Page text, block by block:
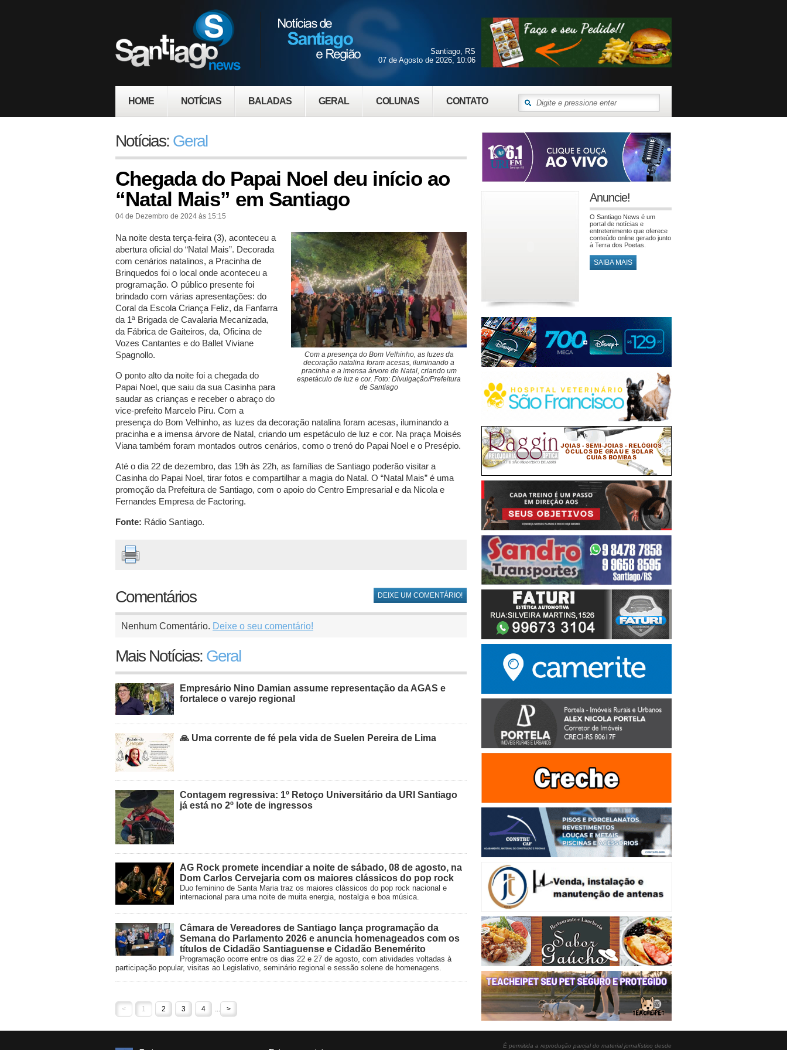
HOME NOTÍCIAS BALADAS GERAL COLUNAS CONTATO
Santiago, RS
07 de Agosto de 2026, 10:06
Notícias: Geral
Chegada do Papai Noel deu início ao
“Natal Mais” em Santiago
04 de Dezembro de 2024 às 15:15
Com a presença do Bom Velhinho, as luzes da
decoração natalina foram acesas, iluminando a
pracinha e a imensa árvore de Natal, criando um
espetáculo de luz e cor. Foto: Divulgação/Prefeitura
de Santiago
Na noite desta terça-feira (3), aconteceu a
abertura oficial do “Natal Mais”. Decorada
com cenários natalinos, a Pracinha de
Brinquedos foi o local onde aconteceu a
programação. O público presente foi
brindado com várias apresentações: do
Coral da Escola Criança Feliz, da Fanfarra
da 1ª Brigada de Cavalaria Mecanizada,
da Fábrica de Gaiteiros, da, Oficina de
Vozes Cantantes e do Ballet Viviane
Spagnollo.
O ponto alto da noite foi a chegada do
Papai Noel, que saiu da sua Casinha para
saudar as crianças e receber o abraço do
vice-prefeito Marcelo Piru. Com a
presença do Bom Velhinho, as luzes da decoração natalina foram acesas, iluminando a
pracinha e a imensa árvore de Natal, criando um espetáculo de luz e cor. Na praça Moisés
Viana também foram montados outros cenários, como o trenó do Papai Noel e o Presépio.
Até o dia 22 de dezembro, das 19h às 22h, as famílias de Santiago poderão visitar a
Casinha do Papai Noel, tirar fotos e compartilhar a magia do Natal. O “Natal Mais” é uma
promoção da Prefeitura de Santiago, com o apoio do Centro Empresarial e da Nicola e
Fernandes Empresa de Factoring.
Fonte: Rádio Santiago.
Comentários DEIXE UM COMENTÁRIO!
Nenhum Comentário. Deixe o seu comentário!
Mais Notícias: Geral
Empresário Nino Damian assume representação da AGAS e
fortalece o varejo regional
🙏 Uma corrente de fé pela vida de Suelen Pereira de Lima
Contagem regressiva: 1º Retoço Universitário da URI Santiago
já está no 2º lote de ingressos
AG Rock promete incendiar a noite de sábado, 08 de agosto, na
Dom Carlos Cervejaria com os maiores clássicos do pop rock
Duo feminino de Santa Maria traz os maiores clássicos do pop rock nacional e
internacional para uma noite de muita energia, nostalgia e boa música.
Câmara de Vereadores de Santiago lança programação da
Semana do Parlamento 2026 e anuncia homenageados com os
títulos de Cidadão Santiaguense e Cidadão Benemérito
Programação ocorre entre os dias 22 e 27 de agosto, com atividades voltadas à
participação popular, visitas ao Legislativo, seminário regional e sessão solene de homenagens.
< 1 2 3 4 >
Anuncie!
O Santiago News é um
portal de notícias e
entretenimento que oferece
conteúdo online gerado junto
à Terra dos Poetas.
SAIBA MAIS
É permitida a reprodução parcial do material jornalístico desde